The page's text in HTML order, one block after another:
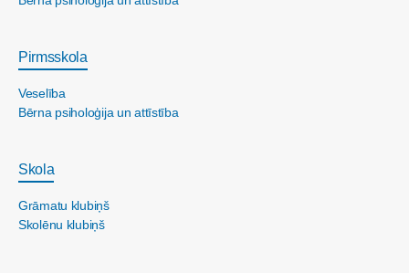
Pirmsskola
Veselība
Bērna psiholoģija un attīstība
Skola
Grāmatu klubiņš
Skolēnu klubiņš